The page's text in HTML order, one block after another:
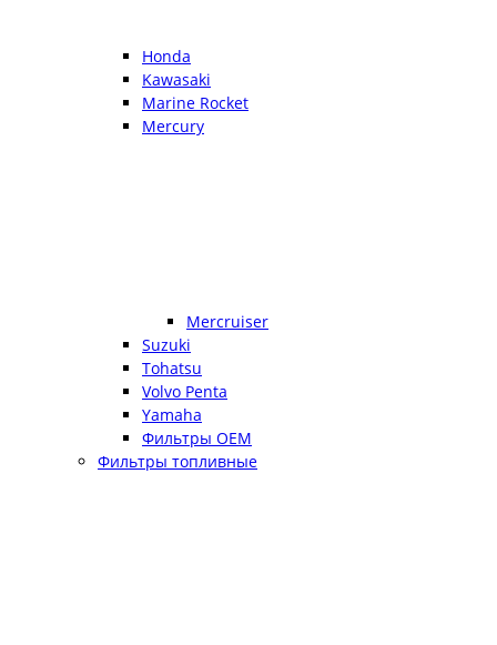
Honda
Kawasaki
Marine Rocket
Mercury
Mercruiser
Suzuki
Tohatsu
Volvo Penta
Yamaha
Фильтры OEM
Фильтры топливные